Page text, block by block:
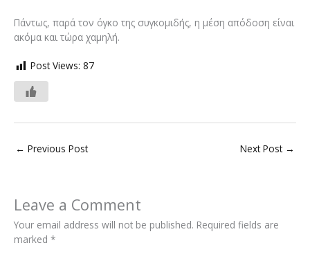
Πάντως, παρά τον όγκο της συγκομιδής, η μέση απόδοση είναι
ακόμα και τώρα χαμηλή.
Post Views: 87
← Previous Post Next Post →
Leave a Comment
Your email address will not be published. Required fields are
marked *